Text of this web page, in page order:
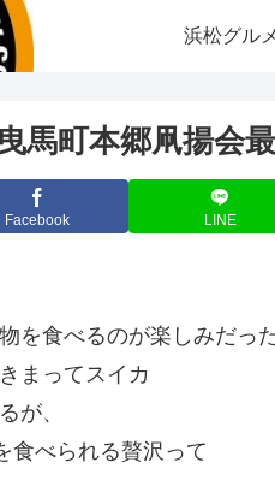
浜松グル
町本郷凧揚会最
Facebook LINE
を食べるのが楽しみだった
まってスイカ
が、
食べられる贅沢って